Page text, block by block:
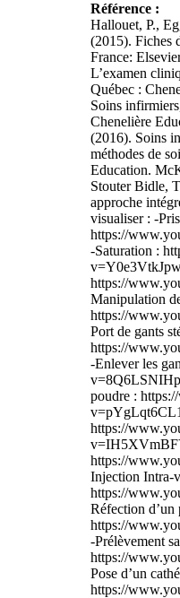
Référence :
Hallouet, P.,
(2015). Fiches
France:
L’examen
Québec :
Soins
Chenelière
(2016). Soins
méthodes de
Education.
Stouter Bidle,
approche
visualiser : -
https://
-Saturation :
https://
Manipulation
https://
Port de gants
https://
-Enlever les
poudre :
https://
https://
Injection Intra-
https://
Réfection d’un
https://
-Prélèvement
https://
Pose d’un
https://